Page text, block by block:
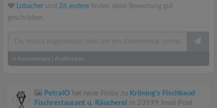
Lobacher und 26 andere finden diese Bewertung gut
geschrieben.
6 Kommentare Ausklappen
PetraIO hat neue Fotos zu Kröning's Fischbaud
Fischrestaurant u. Räucherei in 23999 Insel Poel